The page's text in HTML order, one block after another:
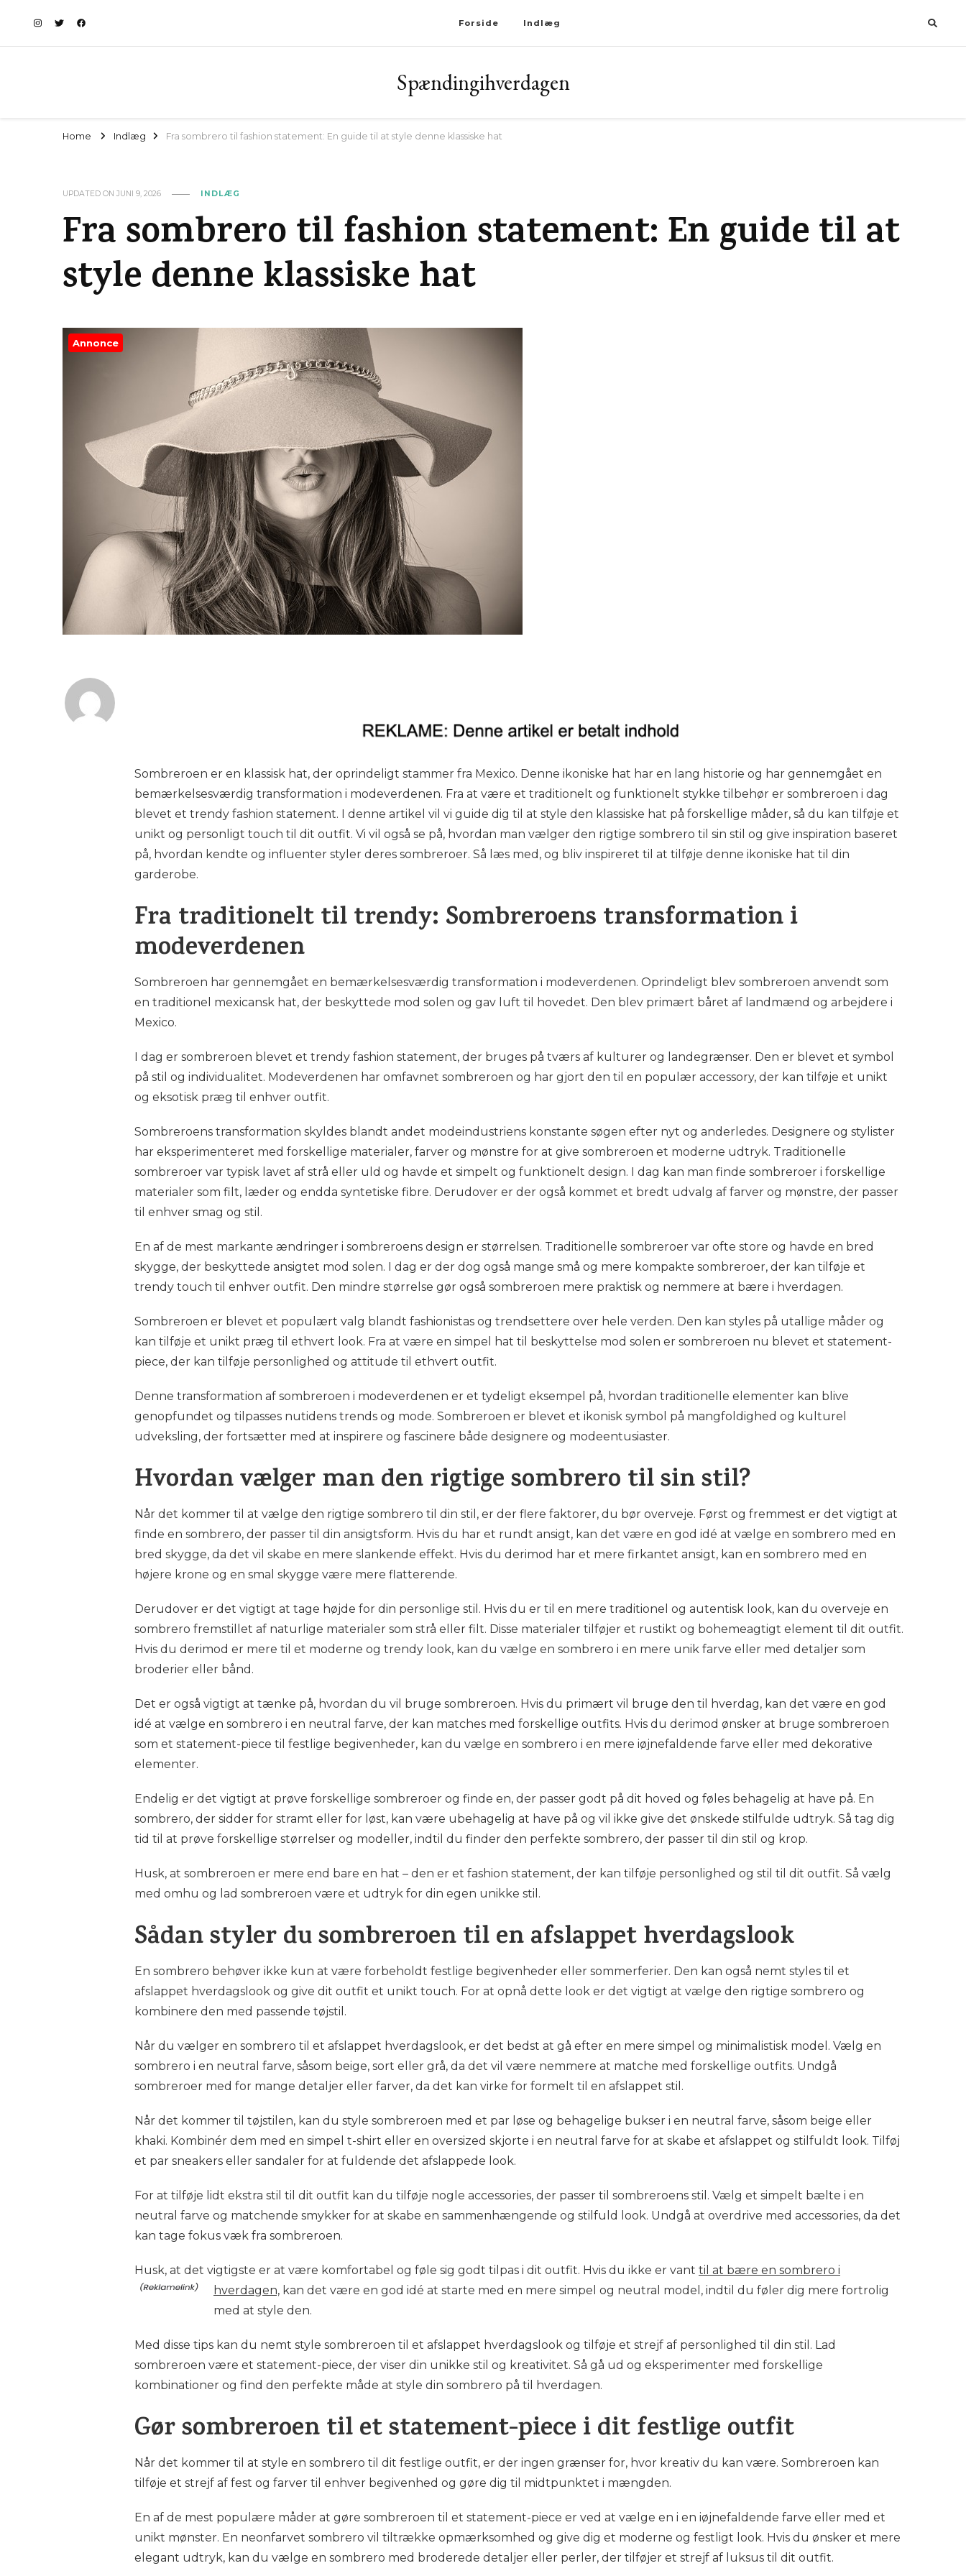
Forside Indlæg
Spændingihverdagen
Home Indlæg Fra sombrero til fashion statement: En guide til at style denne klassiske hat
UPDATED ON JUNI 9, 2026 INDLÆG
Fra sombrero til fashion statement: En guide til at
style denne klassiske hat
Annonce
Sombreroen er en klassisk hat, der oprindeligt stammer fra Mexico. Denne ikoniske hat har en lang historie og har gennemgået en
bemærkelsesværdig transformation i modeverdenen. Fra at være et traditionelt og funktionelt stykke tilbehør er sombreroen i dag
blevet et trendy fashion statement. I denne artikel vil vi guide dig til at style den klassiske hat på forskellige måder, så du kan tilføje et
unikt og personligt touch til dit outfit. Vi vil også se på, hvordan man vælger den rigtige sombrero til sin stil og give inspiration baseret
på, hvordan kendte og influenter styler deres sombreroer. Så læs med, og bliv inspireret til at tilføje denne ikoniske hat til din
garderobe.
Fra traditionelt til trendy: Sombreroens transformation i
modeverdenen
Sombreroen har gennemgået en bemærkelsesværdig transformation i modeverdenen. Oprindeligt blev sombreroen anvendt som
en traditionel mexicansk hat, der beskyttede mod solen og gav luft til hovedet. Den blev primært båret af landmænd og arbejdere i
Mexico.
I dag er sombreroen blevet et trendy fashion statement, der bruges på tværs af kulturer og landegrænser. Den er blevet et symbol
på stil og individualitet. Modeverdenen har omfavnet sombreroen og har gjort den til en populær accessory, der kan tilføje et unikt
og eksotisk præg til enhver outfit.
Sombreroens transformation skyldes blandt andet modeindustriens konstante søgen efter nyt og anderledes. Designere og stylister
har eksperimenteret med forskellige materialer, farver og mønstre for at give sombreroen et moderne udtryk. Traditionelle
sombreroer var typisk lavet af strå eller uld og havde et simpelt og funktionelt design. I dag kan man finde sombreroer i forskellige
materialer som filt, læder og endda syntetiske fibre. Derudover er der også kommet et bredt udvalg af farver og mønstre, der passer
til enhver smag og stil.
En af de mest markante ændringer i sombreroens design er størrelsen. Traditionelle sombreroer var ofte store og havde en bred
skygge, der beskyttede ansigtet mod solen. I dag er der dog også mange små og mere kompakte sombreroer, der kan tilføje et
trendy touch til enhver outfit. Den mindre størrelse gør også sombreroen mere praktisk og nemmere at bære i hverdagen.
Sombreroen er blevet et populært valg blandt fashionistas og trendsettere over hele verden. Den kan styles på utallige måder og
kan tilføje et unikt præg til ethvert look. Fra at være en simpel hat til beskyttelse mod solen er sombreroen nu blevet et statement-
piece, der kan tilføje personlighed og attitude til ethvert outfit.
Denne transformation af sombreroen i modeverdenen er et tydeligt eksempel på, hvordan traditionelle elementer kan blive
genopfundet og tilpasses nutidens trends og mode. Sombreroen er blevet et ikonisk symbol på mangfoldighed og kulturel
udveksling, der fortsætter med at inspirere og fascinere både designere og modeentusiaster.
Hvordan vælger man den rigtige sombrero til sin stil?
Når det kommer til at vælge den rigtige sombrero til din stil, er der flere faktorer, du bør overveje. Først og fremmest er det vigtigt at
finde en sombrero, der passer til din ansigtsform. Hvis du har et rundt ansigt, kan det være en god idé at vælge en sombrero med en
bred skygge, da det vil skabe en mere slankende effekt. Hvis du derimod har et mere firkantet ansigt, kan en sombrero med en
højere krone og en smal skygge være mere flatterende.
Derudover er det vigtigt at tage højde for din personlige stil. Hvis du er til en mere traditionel og autentisk look, kan du overveje en
sombrero fremstillet af naturlige materialer som strå eller filt. Disse materialer tilføjer et rustikt og bohemeagtigt element til dit outfit.
Hvis du derimod er mere til et moderne og trendy look, kan du vælge en sombrero i en mere unik farve eller med detaljer som
broderier eller bånd.
Det er også vigtigt at tænke på, hvordan du vil bruge sombreroen. Hvis du primært vil bruge den til hverdag, kan det være en god
idé at vælge en sombrero i en neutral farve, der kan matches med forskellige outfits. Hvis du derimod ønsker at bruge sombreroen
som et statement-piece til festlige begivenheder, kan du vælge en sombrero i en mere iøjnefaldende farve eller med dekorative
elementer.
Endelig er det vigtigt at prøve forskellige sombreroer og finde en, der passer godt på dit hoved og føles behagelig at have på. En
sombrero, der sidder for stramt eller for løst, kan være ubehagelig at have på og vil ikke give det ønskede stilfulde udtryk. Så tag dig
tid til at prøve forskellige størrelser og modeller, indtil du finder den perfekte sombrero, der passer til din stil og krop.
Husk, at sombreroen er mere end bare en hat – den er et fashion statement, der kan tilføje personlighed og stil til dit outfit. Så vælg
med omhu og lad sombreroen være et udtryk for din egen unikke stil.
Sådan styler du sombreroen til en afslappet hverdagslook
En sombrero behøver ikke kun at være forbeholdt festlige begivenheder eller sommerferier. Den kan også nemt styles til et
afslappet hverdagslook og give dit outfit et unikt touch. For at opnå dette look er det vigtigt at vælge den rigtige sombrero og
kombinere den med passende tøjstil.
Når du vælger en sombrero til et afslappet hverdagslook, er det bedst at gå efter en mere simpel og minimalistisk model. Vælg en
sombrero i en neutral farve, såsom beige, sort eller grå, da det vil være nemmere at matche med forskellige outfits. Undgå
sombreroer med for mange detaljer eller farver, da det kan virke for formelt til en afslappet stil.
Når det kommer til tøjstilen, kan du style sombreroen med et par løse og behagelige bukser i en neutral farve, såsom beige eller
khaki. Kombinér dem med en simpel t-shirt eller en oversized skjorte i en neutral farve for at skabe et afslappet og stilfuldt look. Tilføj
et par sneakers eller sandaler for at fuldende det afslappede look.
For at tilføje lidt ekstra stil til dit outfit kan du tilføje nogle accessories, der passer til sombreroens stil. Vælg et simpelt bælte i en
neutral farve og matchende smykker for at skabe en sammenhængende og stilfuld look. Undgå at overdrive med accessories, da det
kan tage fokus væk fra sombreroen.
Husk, at det vigtigste er at være komfortabel og føle sig godt tilpas i dit outfit. Hvis du ikke er vant til at bære en sombrero i
hverdagen, kan det være en god idé at starte med en mere simpel og neutral model, indtil du føler dig mere fortrolig
med at style den.
Med disse tips kan du nemt style sombreroen til et afslappet hverdagslook og tilføje et strejf af personlighed til din stil. Lad
sombreroen være et statement-piece, der viser din unikke stil og kreativitet. Så gå ud og eksperimenter med forskellige
kombinationer og find den perfekte måde at style din sombrero på til hverdagen.
Gør sombreroen til et statement-piece i dit festlige outfit
Når det kommer til at style en sombrero til dit festlige outfit, er der ingen grænser for, hvor kreativ du kan være. Sombreroen kan
tilføje et strejf af fest og farver til enhver begivenhed og gøre dig til midtpunktet i mængden.
En af de mest populære måder at gøre sombreroen til et statement-piece er ved at vælge en i en iøjnefaldende farve eller med et
unikt mønster. En neonfarvet sombrero vil tiltrække opmærksomhed og give dig et moderne og festligt look. Hvis du ønsker et mere
elegant udtryk, kan du vælge en sombrero med broderede detaljer eller perler, der tilføjer et strejf af luksus til dit outfit.